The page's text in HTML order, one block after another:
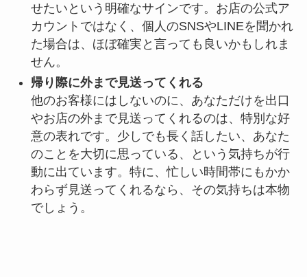
せたいという明確なサインです。お店の公式ア
カウントではなく、個人のSNSやLINEを聞かれ
た場合は、ほぼ確実と言っても良いかもしれま
せん。
帰り際に外まで見送ってくれる
他のお客様にはしないのに、あなただけを出口
やお店の外まで見送ってくれるのは、特別な好
意の表れです。少しでも長く話したい、あなた
のことを大切に思っている、という気持ちが行
動に出ています。特に、忙しい時間帯にもかか
わらず見送ってくれるなら、その気持ちは本物
でしょう。